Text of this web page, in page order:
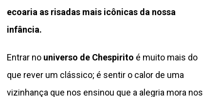
ecoaria as risadas mais icônicas da nossa
infância.
Entrar no universo de Chespirito é muito mais do
que rever um clássico; é sentir o calor de uma
vizinhança que nos ensinou que a alegria mora nos